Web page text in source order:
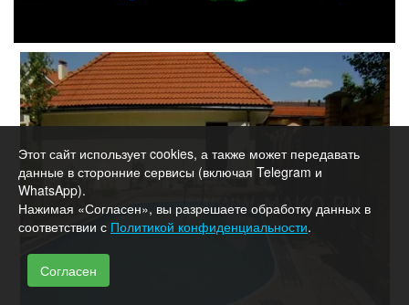
Этот сайт использует cookies, а также может передавать
данные в сторонние сервисы (включая Telegram и
WhatsApp).
Нажимая «Согласен», вы разрешаете обработку данных в
соответствии с Политикой конфиденциальности.
Согласен